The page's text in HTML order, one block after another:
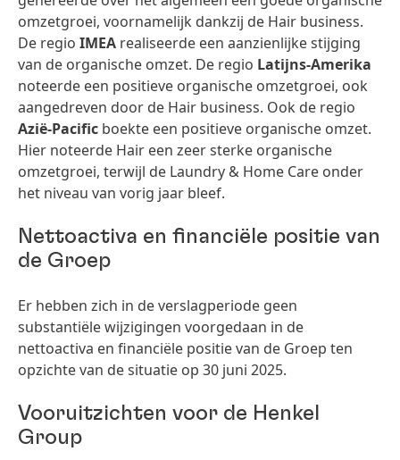
omzetgroei, voornamelijk dankzij de Hair business.
De regio IMEA realiseerde een aanzienlijke stijging
van de organische omzet. De regio Latijns-Amerika
noteerde een positieve organische omzetgroei, ook
aangedreven door de Hair business. Ook de regio
Azië-Pacific boekte een positieve organische omzet.
Hier noteerde Hair een zeer sterke organische
omzetgroei, terwijl de Laundry & Home Care onder
het niveau van vorig jaar bleef.
Nettoactiva en financiële positie van
de Groep
Er hebben zich in de verslagperiode geen
substantiële wijzigingen voorgedaan in de
nettoactiva en financiële positie van de Groep ten
opzichte van de situatie op 30 juni 2025.
Vooruitzichten voor de Henkel
Group